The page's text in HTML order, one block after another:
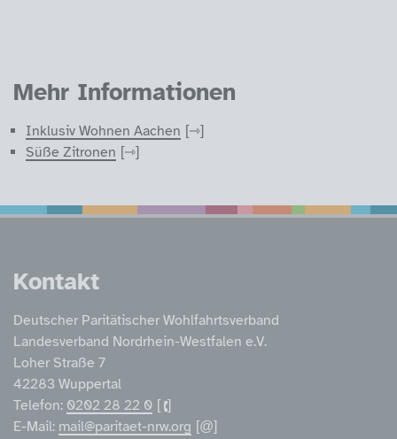
Mehr Informationen
Inklusiv Wohnen Aachen
Süße Zitronen
Service
Kontakt
Deutscher Paritätischer Wohlfahrtsverband
Landesverband Nordrhein-Westfalen e.V.
Loher Straße 7
42283 Wuppertal
Telefon: 0202 28 22 0
E-Mail: mail@paritaet-nrw.org